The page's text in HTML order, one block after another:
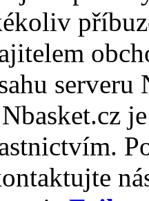
serveru